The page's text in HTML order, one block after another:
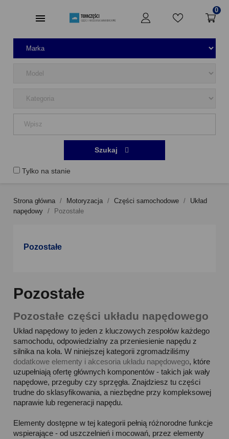
0
Tylko na stanie
Szukaj
Strona główna Motoryzacja Części samochodowe
Układ
napędowy
Pozostałe
Pozostałe
Pozostałe
Pozostałe części układu napędowego
Układ napędowy to jeden z kluczowych zespołów każdego
samochodu, odpowiedzialny za przeniesienie napędu z
silnika na koła. W niniejszej kategorii zgromadziliśmy
dodatkowe elementy i akcesoria układu napędowego, które
uzupełniają ofertę głównych komponentów - takich jak wały
napędowe, przeguby czy sprzęgła. Znajdziesz tu części
trudne do sklasyfikowania, a niezbędne przy kompleksowej
naprawie lub regeneracji napędu.
Elementy dostępne w tej kategorii pełnią różnorodne funkcje
wspierające - od uszczelnień i mocowań, przez elementy